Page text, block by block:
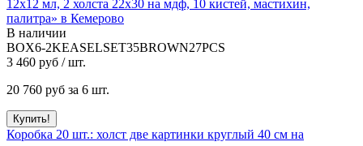
В наличии
BOX6-2KEASELSET35BROWN27PCS
3 460 руб / шт.
20 760 руб за 6 шт.
Коробка 20 шт.: холст две картинки круглый 40 см на